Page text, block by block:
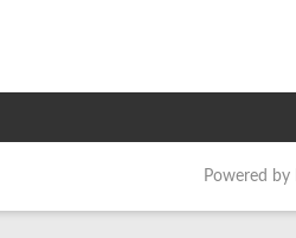
Powered by